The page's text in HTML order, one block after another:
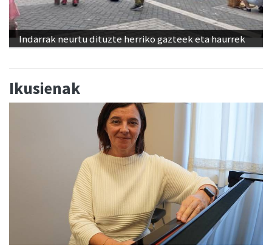
Indarrak neurtu dituzte herriko gazteek eta haurrek
Ikusienak